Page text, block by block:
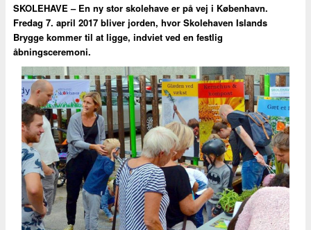
SKOLEHAVE – En ny stor skolehave er på vej i København.
Fredag 7. april 2017 bliver jorden, hvor Skolehaven Islands
Brygge kommer til at ligge, indviet ved en festlig
åbningsceremoni.